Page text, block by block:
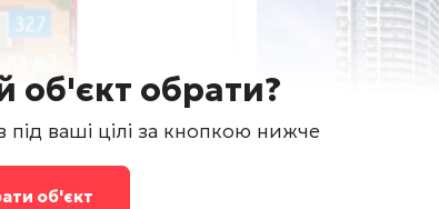
об'єкт обрати?
ваші цілі за кнопкою нижче
об'єкт